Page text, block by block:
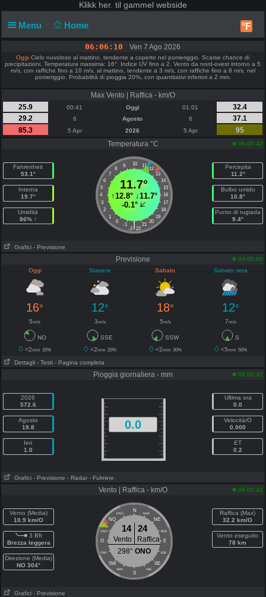
Klikk her. til gammel webside
Menu Home °F
06:06:10 Ven 7 Ago 2026
Oggi Cielo nuvoloso al mattino, tendente a coperto nel pomeriggio. Scarse chance di
precipitazioni. Temperatura massima: 16°. Indice UV fino a 2. Vento da nord-ovest intorno a 5
m/s, con raffiche fino a 10 m/s, al mattino, tendente a 3 m/s, con raffiche fino a 8 m/s, nel
pomeriggio. Probabilità di pioggia 20%, con quantitativi inferiori a 2 mm.
Max Vento | Raffica - km/O
25.9
00:41 Oggi 01:01
32.4
29.2
6 Agosto 6
37.1
85.3
5 Apr 2026 5 Apr
95
Temperatura °C
06:05:42
Fahrenheit
53.1°
Interna
19.7°
Umidità
86% ↑
10
9 11
8
12
7
13
6
14
5
15
4
16
3
17
2
18
1
19
0
20
-1 21
|
-2 22
11.7°
↑12.8°↓11.7°
-0.1°
Percepita
11.2°
Bulbo umido
10.8°
Punto di rugiada
9.4°
Grafici - Previsione
Previsione
04:00:00
Oggi
Stasera Sabato Sabato sera
16° 12° 18° 12°
5m/s 3m/s 5m/s 7m/s
NO SSE SSW
S
<2mm 20% <2mm 20% <2mm 30% <5mm 50%
Dettagli - Testi - Pagina completa
Pioggia giornaliera - mm 06:05:42
2026
572.6
Agosto
19.8
Ieri
1.0
0.0
Ultima ora
0.0
Velocità/O
0.000
ET
0.2
Grafici - Previsione - Radar - Fulmine
Vento | Raffica - km/O 06:05:42
Vento (Media)
10.9 km/O
3 Bft
Brezza leggera
Direzione (Media)
NO 304°
N
NNO NNE
NO NE
ONO ENE
O E
OSO ESE
SW SE
SSW SSE
S
14 24
Vento
Raffica
298° ONO
Raffica (Max)
32.2 km/O
Vento eseguito
78 km
Grafici - Previsione